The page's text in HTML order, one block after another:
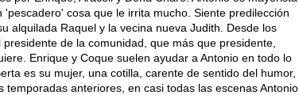
cosa que le irrita mucho. Siente predilección
alquilada Raquel y la vecina nueva Judith. Desde los
de la comunidad, que más que presidente,
Enrique y Coque suelen ayudar a Antonio en todo lo
es su mujer, una cotilla, carente de sentido del humor,
anteriores, en casi todas las escenas Antonio